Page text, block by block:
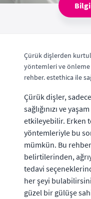
Çürük dişlerden
yöntemleri ve önleme
rehber. estethica ile
Çürük dişler, sadece
sağlığınızı ve
etkileyebilir. Erken
yöntemleriyle bu
mümkün. Bu
belirtilerinden,
tedavi
her şeyi
güzel bir gülüşe